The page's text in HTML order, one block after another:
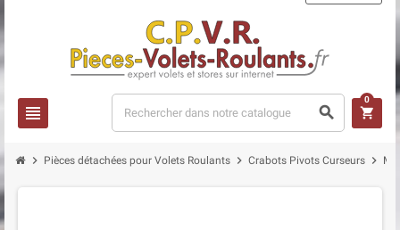
view_headline search shopping_cart
0
chevron_right Pièces détachées pour Volets Roulants chevron_right Crabots Pivots Curseurs chevron_right